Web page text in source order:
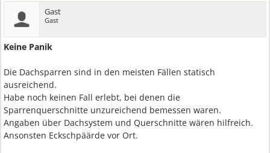
Gast
Gast
Keine Panik
Die Dachsparren sind in den meisten Fällen statisch
ausreichend.
Habe noch keinen Fall erlebt, bei denen die
Sparrenquerschnitte unzureichend bemessen waren.
Angaben über Dachsystem und Querschnitte wären hilfreich.
Ansonsten Eckschpäärde vor Ort.